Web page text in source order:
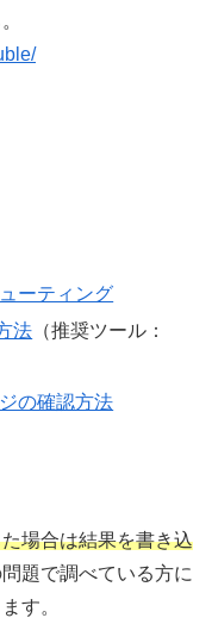
ーティング
法 （推奨ツール：
の確認方法
場合は結果を書き込
題で調べている方に
す。